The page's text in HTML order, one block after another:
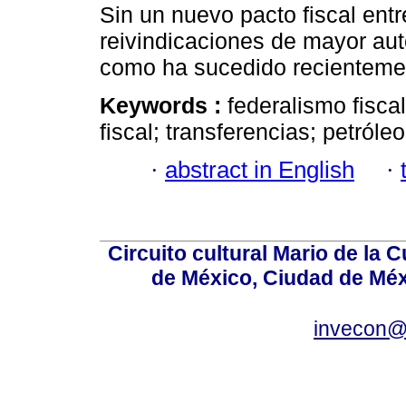
Sin un nuevo pacto fiscal
reivindicaciones de mayor
como ha sucedido
Keywords : federalismo
fiscal; transferencias;
· abstract in English ·
Circuito cultural Mario de la
de México, Ciudad de